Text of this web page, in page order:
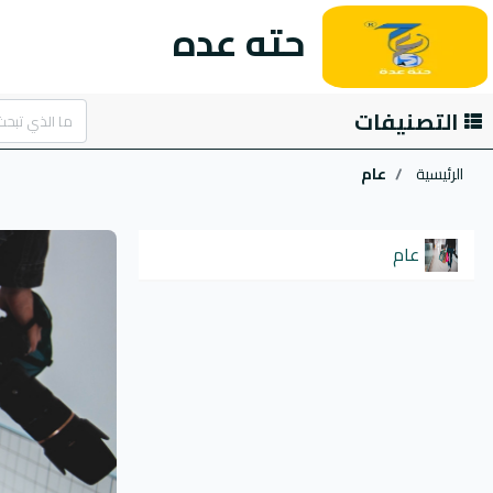
حته عده
التصنيفات
الرئيسية عام
عام